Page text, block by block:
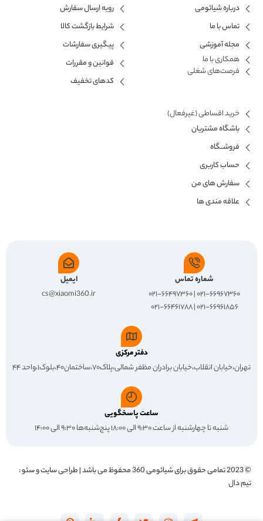
درباره شیائومی
تماس با ما
مجله آموزشی
همکاری با ما​
فرصت‌های شغلی
رویه ارسال سفارش
شرایط بازگشت کالا
پیگیری سفارشات
قوانین و مقررات
کدهای تخفیف
خرید اقساطی (غیرفعال)
باشگاه مشتریان
فروشــگاه
حساب کاربری
سفارش های من
علاقه مندی ها
شماره تماس
۰۲۱-۶۶۹۶۷۳۶۰ | ۰۲۱-۶۶۴۹۷۳۶۰
۰۲۱-۶۶۹۶۱۸۵۶ | ۰۲۱-۶۶۴۶۱۷۸۸
ایمیل
cs@xiaomi360.ir
دفتر مرکزی
تهران،خیابان انقلاب،خیابان برادران مظفر شمالی،پلاک۷۰،ساختمان۴۰،بلوک۱،واحد ۴۴
ساعت پاسخگویی
شنبه تا چهارشنبه از ساعت ۹:۳۰ الی ۱۸:۰۰ پنج‌شنبه‌ها ۹:۳۰ الی ۱۴:۰۰
© 2023 تمامی حقوق برای شیائومی 360
محفوظ می باشد | طراحی سایت و سئو :
تیم دال